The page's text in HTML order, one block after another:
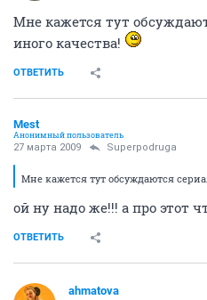
Мне кажется тут
иного качества!
ОТВЕТИТЬ
Mest
Анонимный пользователь
27 марта 2009 Superpodruga
Мне кажется тут обсуждаются
ой ну надо же!!! а про этот
ОТВЕТИТЬ
ahmatova